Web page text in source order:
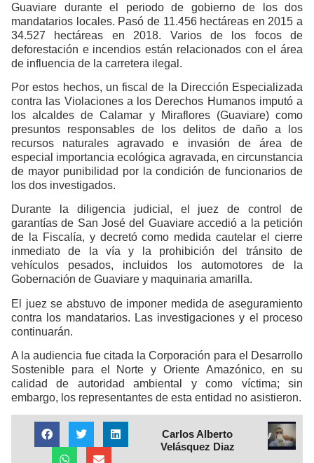
Guaviare durante el periodo de gobierno de los dos
mandatarios locales. Pasó de 11.456 hectáreas en 2015 a
34.527 hectáreas en 2018. Varios de los focos de
deforestación e incendios están relacionados con el área
de influencia de la carretera ilegal.
Por estos hechos, un fiscal de la Dirección Especializada
contra las Violaciones a los Derechos Humanos imputó a
los alcaldes de Calamar y Miraflores (Guaviare) como
presuntos responsables de los delitos de daño a los
recursos naturales agravado e invasión de área de
especial importancia ecológica agravada, en circunstancia
de mayor punibilidad por la condición de funcionarios de
los dos investigados.
Durante la diligencia judicial, el juez de control de
garantías de San José del Guaviare accedió a la petición
de la Fiscalía, y decretó como medida cautelar el cierre
inmediato de la vía y la prohibición del tránsito de
vehículos pesados, incluidos los automotores de la
Gobernación de Guaviare y maquinaria amarilla.
El juez se abstuvo de imponer medida de aseguramiento
contra los mandatarios. Las investigaciones y el proceso
continuarán.
A la audiencia fue citada la Corporación para el Desarrollo
Sostenible para el Norte y Oriente Amazónico, en su
calidad de autoridad ambiental y como víctima; sin
embargo, los representantes de esta entidad no asistieron.
Carlos Alberto
Velásquez Diaz